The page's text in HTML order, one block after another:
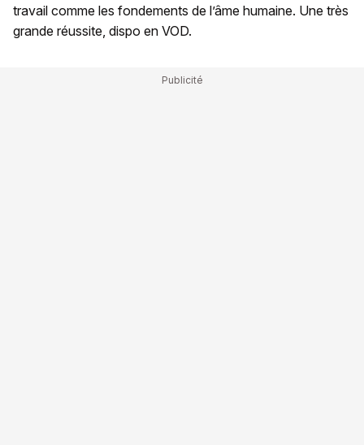
travail comme les fondements de l’âme humaine. Une très
grande réussite, dispo en VOD.